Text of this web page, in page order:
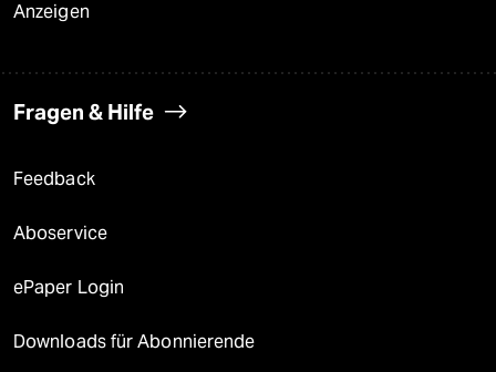
Anzeigen
Fragen & Hilfe
Feedback
Aboservice
ePaper Login
Downloads für Abonnierende